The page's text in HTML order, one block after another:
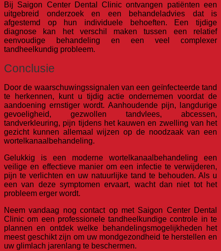
Bij Saigon Center Dental Clinic ontvangen patiënten een
uitgebreid onderzoek en een behandeladvies dat is
afgestemd op hun individuele behoeften. Een tijdige
diagnose kan het verschil maken tussen een relatief
eenvoudige behandeling en een veel complexer
tandheelkundig probleem.
Conclusie
Door de waarschuwingssignalen van een geïnfecteerde tand
te herkennen, kunt u tijdig actie ondernemen voordat de
aandoening ernstiger wordt. Aanhoudende pijn, langdurige
gevoeligheid, gezwollen tandvlees, abcessen,
tandverkleuring, pijn tijdens het kauwen en zwelling van het
gezicht kunnen allemaal wijzen op de noodzaak van een
wortelkanaalbehandeling.
Gelukkig is een moderne wortelkanaalbehandeling een
veilige en effectieve manier om een infectie te verwijderen,
pijn te verlichten en uw natuurlijke tand te behouden. Als u
een van deze symptomen ervaart, wacht dan niet tot het
probleem erger wordt.
Neem vandaag nog contact op met Saigon Center Dental
Clinic om een professionele tandheelkundige controle in te
plannen en ontdek welke behandelingsmogelijkheden het
meest geschikt zijn om uw mondgezondheid te herstellen en
uw glimlach jarenlang te beschermen.